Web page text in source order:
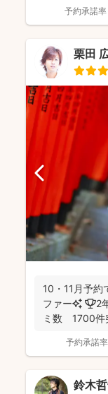
予約承諾率
栗田
10・11月予約
ファー✨ 🏆2年連続 年間撮影数 全国1位✨ 🥇口コ
ミ数 1700件
予約承諾率
鈴木